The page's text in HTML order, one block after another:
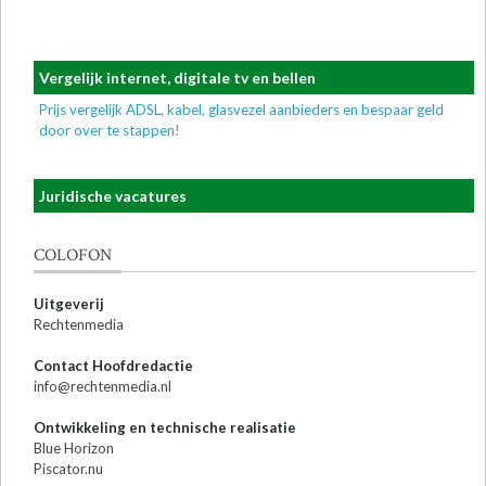
Vergelijk internet, digitale tv en bellen
Prijs vergelijk ADSL, kabel, glasvezel aanbieders en bespaar geld
door over te stappen!
Juridische vacatures
COLOFON
Uitgeverij
Rechtenmedia
Contact Hoofdredactie
info@rechtenmedia.nl
Ontwikkeling en technische realisatie
Blue Horizon
Piscator.nu